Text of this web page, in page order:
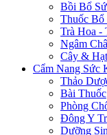
Bồi Bổ
Thuốc
Trà Hoa -
Ngâm
Cây &
Cẩm Nang Sức
Thảo
Bài Thuốc
Phòng
Đông Y
Dưỡng